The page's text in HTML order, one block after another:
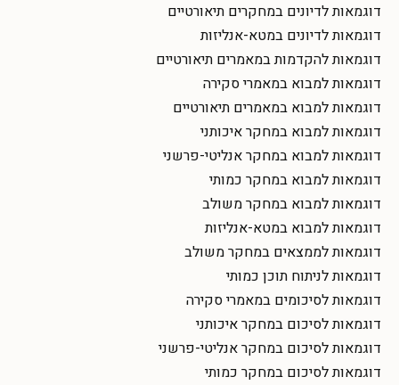
דוגמאות לדיונים במחקרים תיאורטיים
דוגמאות לדיונים במטא-אנליזות
דוגמאות להקדמות במאמרים תיאורטיים
דוגמאות למבוא במאמרי סקירה
דוגמאות למבוא במאמרים תיאורטיים
דוגמאות למבוא במחקר איכותני
דוגמאות למבוא במחקר אנליטי-פרשני
דוגמאות למבוא במחקר כמותי
דוגמאות למבוא במחקר משולב
דוגמאות למבוא במטא-אנליזות
דוגמאות לממצאים במחקר משולב
דוגמאות לניתוח תוכן כמותי
דוגמאות לסיכומים במאמרי סקירה
דוגמאות לסיכום במחקר איכותני
דוגמאות לסיכום במחקר אנליטי-פרשני
דוגמאות לסיכום במחקר כמותי